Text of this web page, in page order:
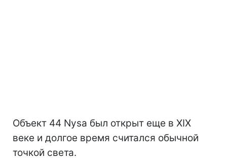
Объект 44 Nysa был открыт еще в XIX
веке и долгое время считался обычной
точкой света.